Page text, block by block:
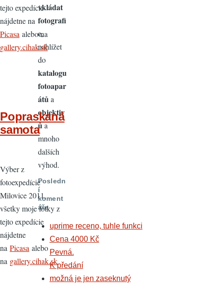
tejto expedície
nájdetne na
Picasa alebo na
gallery.cihak.sk
Popraskaná
samota
Výber z
fotoexpedície
Milovice 2011,
všetky moje fotky z
tejto expedície
nájdetne
na Picasa alebo
na gallery.cihak.sk
vkládat
fotografi
e,
nahlížet
do
katalogu
fotoapar
átů a
objektiv
ůa
mnoho
dalších
výhod.
Posledn
í
koment
áře
uprime receno, tuhle funkci
Cena 4000 Kč
Pevná.
K předání
možná je jen zaseknutý